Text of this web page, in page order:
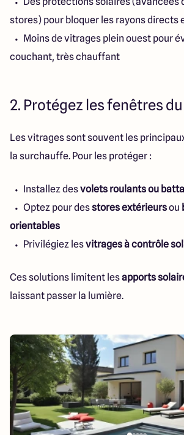
stores) pour bloquer les rayons directs
Moins de vitrages plein ouest pour
couchant, très chauffant
2. Protégez les fenêtres
Les vitrages sont souvent les
la surchauffe. Pour les protéger :
Installez desvolets roulants ou
Optez pour desstores extérieursou
orientables
Privilégiez lesvitrages à contrôle
Ces solutions limitent lesapports
laissant passer la lumière.